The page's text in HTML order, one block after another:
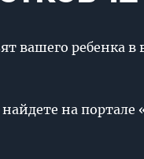
вашего
на